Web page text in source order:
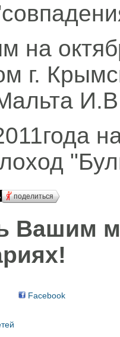
на
г.
поделиться
Вашим
Facebook